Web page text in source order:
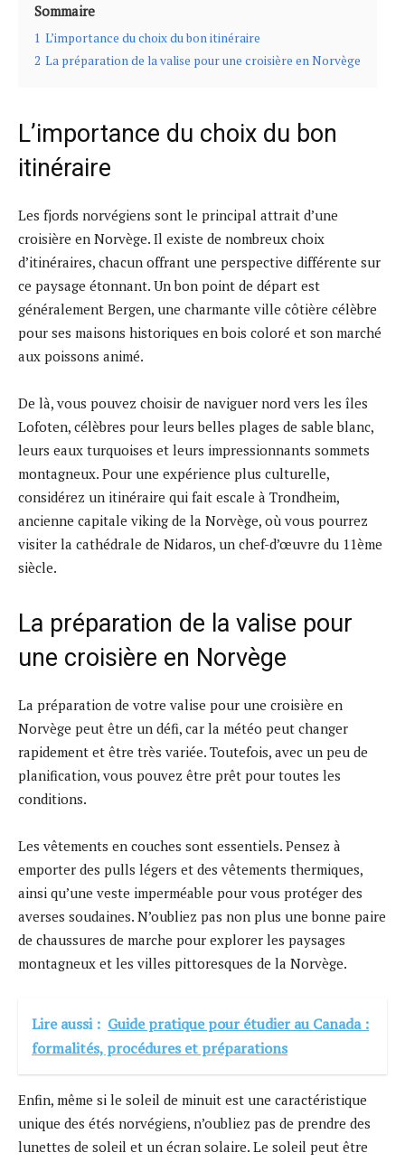
Sommaire
1 L’importance du choix du bon itinéraire
2 La préparation de la valise pour une croisière en Norvège
L’importance du choix du bon
itinéraire
Les fjords norvégiens sont le principal attrait d’une
croisière en Norvège. Il existe de nombreux choix
d’itinéraires, chacun offrant une perspective différente sur
ce paysage étonnant. Un bon point de départ est
généralement Bergen, une charmante ville côtière célèbre
pour ses maisons historiques en bois coloré et son marché
aux poissons animé.
De là, vous pouvez choisir de naviguer nord vers les îles
Lofoten, célèbres pour leurs belles plages de sable blanc,
leurs eaux turquoises et leurs impressionnants sommets
montagneux. Pour une expérience plus culturelle,
considérez un itinéraire qui fait escale à Trondheim,
ancienne capitale viking de la Norvège, où vous pourrez
visiter la cathédrale de Nidaros, un chef-d’œuvre du 11ème
siècle.
La préparation de la valise pour
une croisière en Norvège
La préparation de votre valise pour une croisière en
Norvège peut être un défi, car la météo peut changer
rapidement et être très variée. Toutefois, avec un peu de
planification, vous pouvez être prêt pour toutes les
conditions.
Les vêtements en couches sont essentiels. Pensez à
emporter des pulls légers et des vêtements thermiques,
ainsi qu’une veste imperméable pour vous protéger des
averses soudaines. N’oubliez pas non plus une bonne paire
de chaussures de marche pour explorer les paysages
montagneux et les villes pittoresques de la Norvège.
Lire aussi : Guide pratique pour étudier au Canada :
formalités, procédures et préparations
Enfin, même si le soleil de minuit est une caractéristique
unique des étés norvégiens, n’oubliez pas de prendre des
lunettes de soleil et un écran solaire. Le soleil peut être